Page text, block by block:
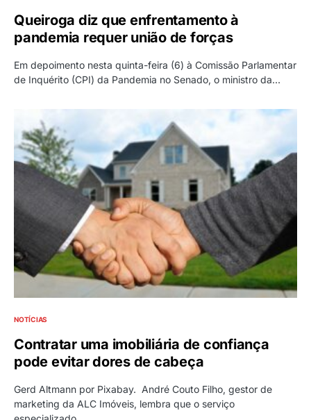
Queiroga diz que enfrentamento à
pandemia requer união de forças
Em depoimento nesta quinta-feira (6) à Comissão Parlamentar
de Inquérito (CPI) da Pandemia no Senado, o ministro da…
NOTÍCIAS
Contratar uma imobiliária de confiança
pode evitar dores de cabeça
Gerd Altmann por Pixabay. André Couto Filho, gestor de
marketing da ALC Imóveis, lembra que o serviço